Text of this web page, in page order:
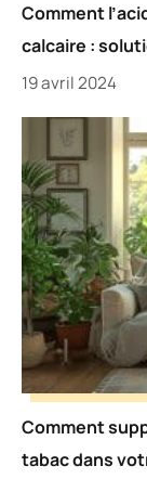
Comment
calcaire :
19 avril 2024
Comment
tabac dans